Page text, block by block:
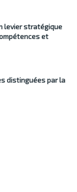
levier stratégique
et
distinguées par la